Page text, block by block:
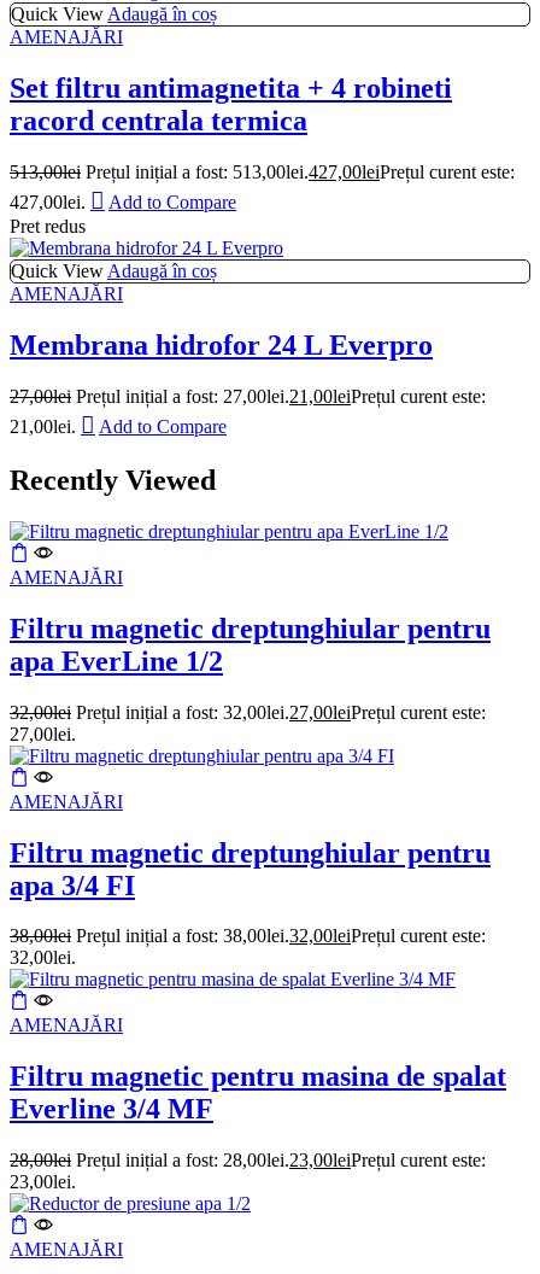
Quick View Adaugă în coș
AMENAJĂRI
Set filtru antimagnetita + 4 robineti
racord centrala termica
513,00lei Prețul inițial a fost: 513,00lei.427,00leiPrețul curent este:
427,00lei.
Add to Compare
Pret redus
Quick View Adaugă în coș
AMENAJĂRI
Membrana hidrofor 24 L Everpro
27,00lei Prețul inițial a fost: 27,00lei.21,00leiPrețul curent este:
21,00lei.
Add to Compare
Recently Viewed
AMENAJĂRI
Filtru magnetic dreptunghiular pentru
apa EverLine 1/2
32,00lei Prețul inițial a fost: 32,00lei.27,00leiPrețul curent este:
27,00lei.
AMENAJĂRI
Filtru magnetic dreptunghiular pentru
apa 3/4 FI
38,00lei Prețul inițial a fost: 38,00lei.32,00leiPrețul curent este:
32,00lei.
AMENAJĂRI
Filtru magnetic pentru masina de spalat
Everline 3/4 MF
28,00lei Prețul inițial a fost: 28,00lei.23,00leiPrețul curent este:
23,00lei.
AMENAJĂRI